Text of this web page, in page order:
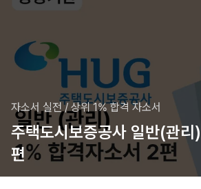
자소서 실전 / 상위 1% 합격 자소서
주택도시보증공사 일반(관
편